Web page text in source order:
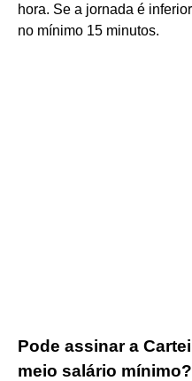
hora. Se a jornada é
no mínimo 15 minutos.
Pode assinar a
meio salário mínimo?